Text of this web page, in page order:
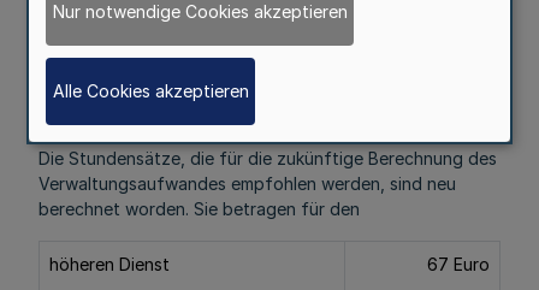
Nordrhein-Westfalen zu erhebenden
Verwaltungsgebühren
RdErl. d. Innenministeriums – 56-36.08.09
Die Stundensätze, die für die zukünftige Berechnung des
Verwaltungsaufwandes empfohlen werden, sind neu
berechnet worden. Sie betragen für den
höheren Dienst 67 Euro
Nur notwendige Cookies akzeptieren
Alle Cookies akzeptieren